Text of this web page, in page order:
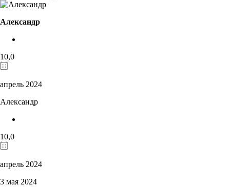
Александр
10,0
апрель 2024
Александр
10,0
апрель 2024
3 мая 2024